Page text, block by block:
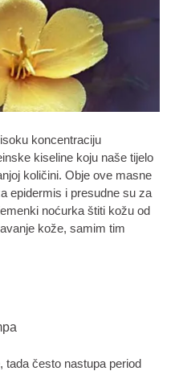
koncentraciju
kiseline koju naše tijelo
količini. Obje ove masne
epidermis i presudne su za
noćurka štiti kožu od
kože, samim tim
tada često nastupa period